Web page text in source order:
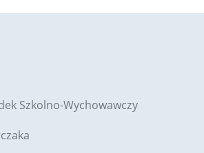
Szkolno-Wychowawczy